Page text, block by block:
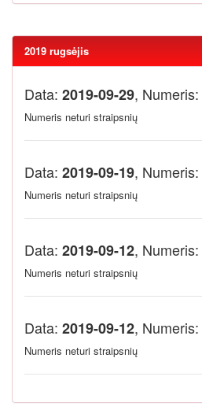
2019 rugsėjis
Data: 2019-09-29, Numeris:
Numeris neturi straipsnių
Data: 2019-09-19, Numeris:
Numeris neturi straipsnių
Data: 2019-09-12, Numeris:
Numeris neturi straipsnių
Data: 2019-09-12, Numeris:
Numeris neturi straipsnių